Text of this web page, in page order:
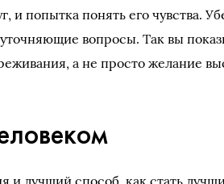
и попытка понять его чувства.
уточняющие вопросы. Так вы
а не просто желание